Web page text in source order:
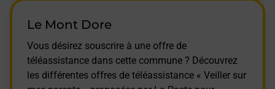
Le Mont Dore
Vous désirez souscrire à une offre de
téléassistance dans cette commune ? Découvrez
les différentes offres de téléassistance « Veiller sur